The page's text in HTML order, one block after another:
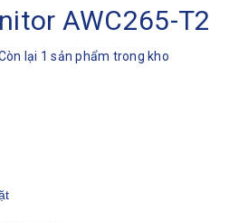
AWC265-T2
lại 1 sản phẩm trong kho